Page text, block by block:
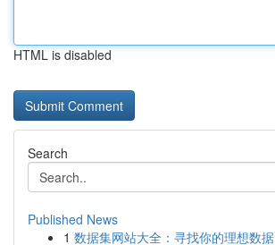
HTML is disabled
Search
Published News
1 数据集网站大全：寻找你的理想数据